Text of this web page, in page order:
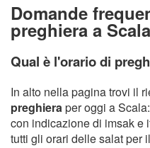
Domande
preghiera a Scala
Qual è l'orario di
In alto nella pagina trovi il
preghieraper oggi a
con indicazione di imsak e
tutti gli orari delle salat per